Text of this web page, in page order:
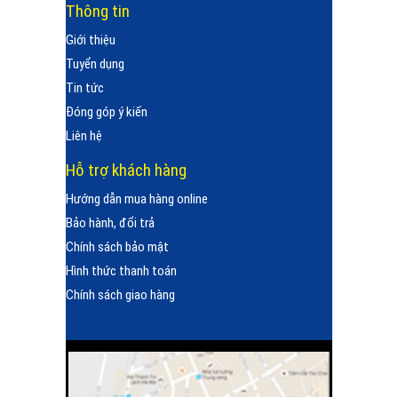
Thông tin
Giới thiệu
Tuyển dụng
Tin tức
Đóng góp ý kiến
Liên hệ
Hỗ trợ khách hàng
Hướng dẫn mua hàng online
Bảo hành, đổi trả
Chính sách bảo mật
Hình thức thanh toán
Chính sách giao hàng